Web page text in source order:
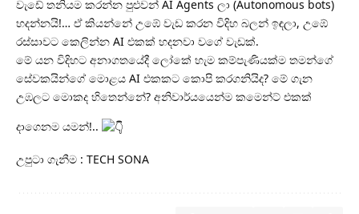
වැඩේ තනියම කරන්න පුළුවන් AI Agents ලා (Autonomous bots)
හදන්නයි!… ඒ කියන්නේ උඹේ වැඩ කරන විදිහ බලන් ඉඳලා, උඹේ
රස්සාවට කෙලින්න AI එකක් හදනවා වගේ වැඩක්.
මේ යන විදිහට අනාගතයේදී ලෝකේ හැම කම්පැණියක්ම තමන්ගේ
සේවකයින්ගේ මොළය AI එකකට කොපි කරගනියිද? මේ ගැන
උඹලට මොකද හිතෙන්නේ? අනිවාර්යයෙන්ම කමෙන්ට් එකක්
දාගෙනම යමන්!..
උපුටා ගැනීම : TECH SONA